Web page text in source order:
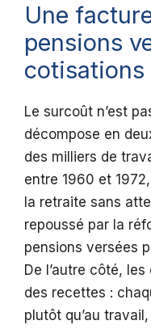
Une
pensions
cotisations
Le surcoût n’est
décompose en
des milliers de
entre 1960 et
la retraite sans
repoussé par la
pensions versées
De l’autre côté,
des recettes :
plutôt qu’au